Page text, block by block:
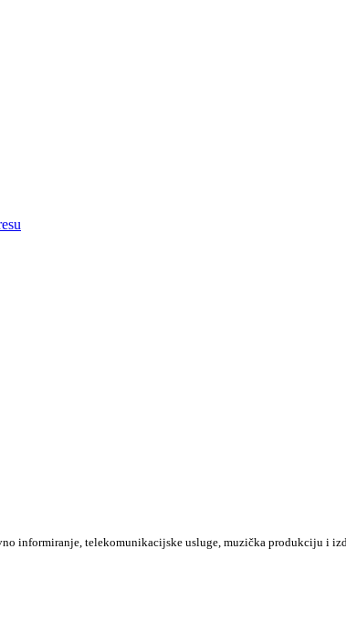
informiranje, telekomunikacijske usluge, muzička produkciju i